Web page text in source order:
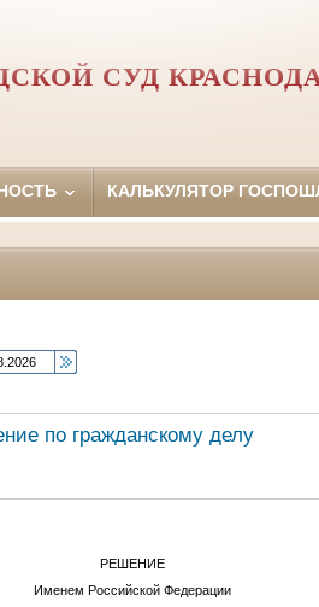
СУД
КАЛЬКУЛЯТОР
по гражданскому делу
РЕШЕНИЕ
Именем Российской Федерации